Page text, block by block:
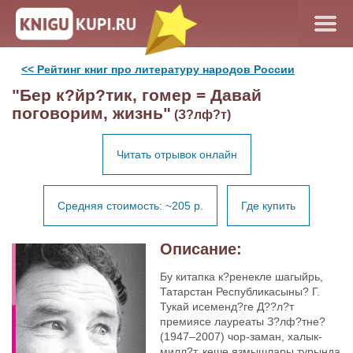
<< Рейтинг книг про литературу народов России
"Бер к?йр?тик, гомер = Давай
поговорим, жизнь" (З?лф?т)
Читать отрывок онлайн
Средняя стоимость: ~205 р. Где купить
Описание:
Бу китапка к?ренекле шагыйрь,
Татарстан Республикасыны? Г.
Тукай исеменд?ге Д??л?т
премиясе лауреаты З?лф?тне?
(1947–2007) чор-заман, халык-